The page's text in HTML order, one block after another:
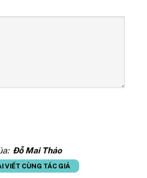
Đỗ Mai Thảo
VIẾT CÙNG TÁC GIẢ